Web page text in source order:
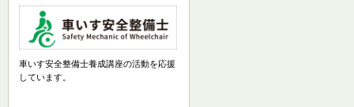
車いす安全整備士養成講座の活動を応援
しています。